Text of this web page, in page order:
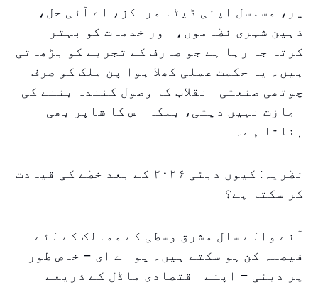
پر، مسلسل اپنی ڈیٹا مراکز، اے آئی حل،
ذہین شہری نظاموں، اور خدمات کو بہتر
کرتا جا رہا ہے جو صارف کے تجربے کو بڑھاتی
ہیں۔ یہ حکمت عملی کھلا ہوا پن ملک کو صرف
چوتھی صنعتی انقلاب کا وصول کنندہ بننے کی
اجازت نہیں دیتی، بلکہ اس کا شاپر بھی
بناتا ہے۔
نظریہ: کیوں دبئی ۲۰۲۶ کے بعد خطے کی قیادت
کر سکتا ہے؟
آنے والے سال مشرق وسطی کے ممالک کے لئے
فیصلہ کن ہو سکتے ہیں۔ یو اے ای – خاص طور
پر دبئی – اپنے اقتصادی ماڈل کے ذریعے